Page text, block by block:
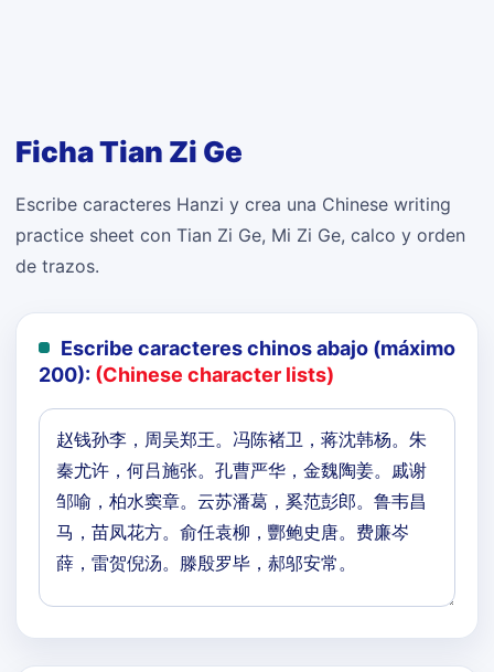
Ficha Tian Zi Ge
Escribe caracteres Hanzi y crea una Chinese writing
practice sheet con Tian Zi Ge, Mi Zi Ge, calco y orden
de trazos.
Escribe caracteres chinos abajo (máximo
200): (Chinese character lists)